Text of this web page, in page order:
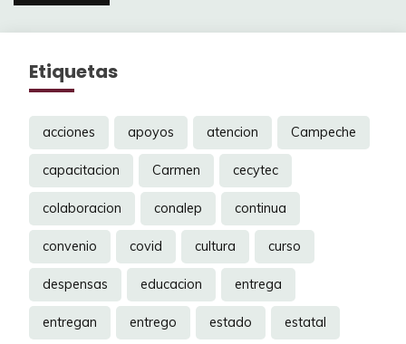
entradas
Etiquetas
acciones apoyos atencion Campeche
capacitacion Carmen cecytec
colaboracion conalep continua
convenio covid cultura curso
despensas educacion entrega
entregan entrego estado estatal